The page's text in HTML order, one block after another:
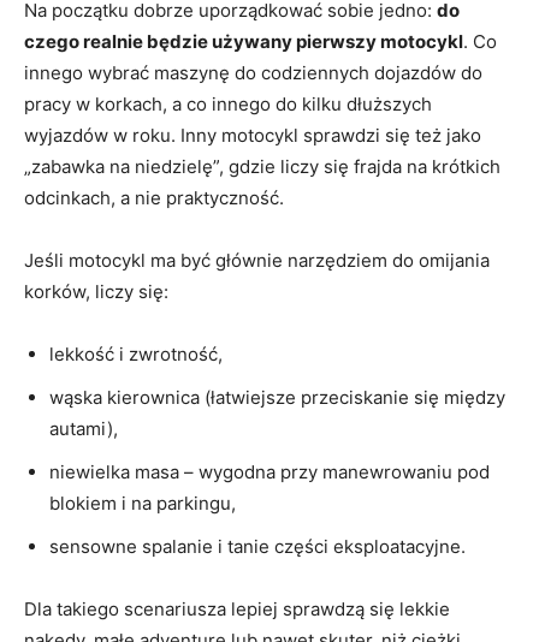
Na początku dobrze uporządkować sobie jedno: do
czego realnie będzie używany pierwszy motocykl. Co
innego wybrać maszynę do codziennych dojazdów do
pracy w korkach, a co innego do kilku dłuższych
wyjazdów w roku. Inny motocykl sprawdzi się też jako
„zabawka na niedzielę”, gdzie liczy się frajda na krótkich
odcinkach, a nie praktyczność.
Jeśli motocykl ma być głównie narzędziem do omijania
korków, liczy się:
lekkość i zwrotność,
wąska kierownica (łatwiejsze przeciskanie się między
autami),
niewielka masa – wygodna przy manewrowaniu pod
blokiem i na parkingu,
sensowne spalanie i tanie części eksploatacyjne.
Dla takiego scenariusza lepiej sprawdzą się lekkie